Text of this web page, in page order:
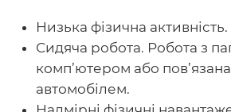
Низька фізична активність.
Сидяча робота. Робота з
комп’ютером або
автомобілем.